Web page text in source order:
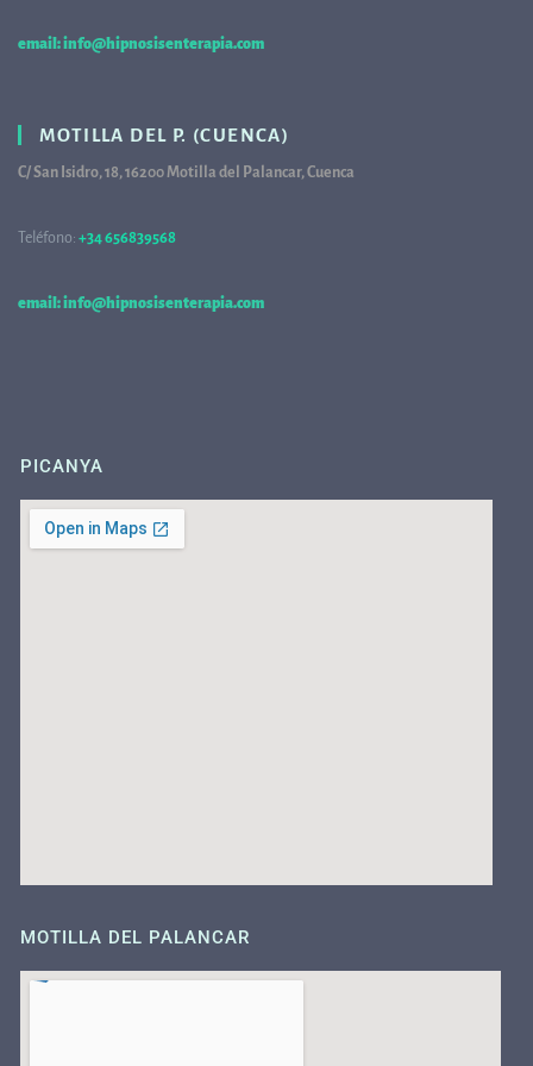
email: info@hipnosisenterapia.com
MOTILLA DEL P. (CUENCA)
C/ San Isidro, 18, 16200 Motilla del Palancar, Cuenca
Teléfono: +34 656839568
email: info@hipnosisenterapia.com
PICANYA
MOTILLA DEL PALANCAR